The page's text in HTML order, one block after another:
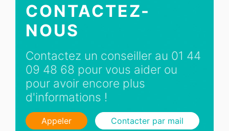
CONTACTEZ-
NOUS
Contactez un conseiller au 01 44
09 48 68 pour vous aider ou
pour avoir encore plus
d'informations !
Appeler Contacter par mail